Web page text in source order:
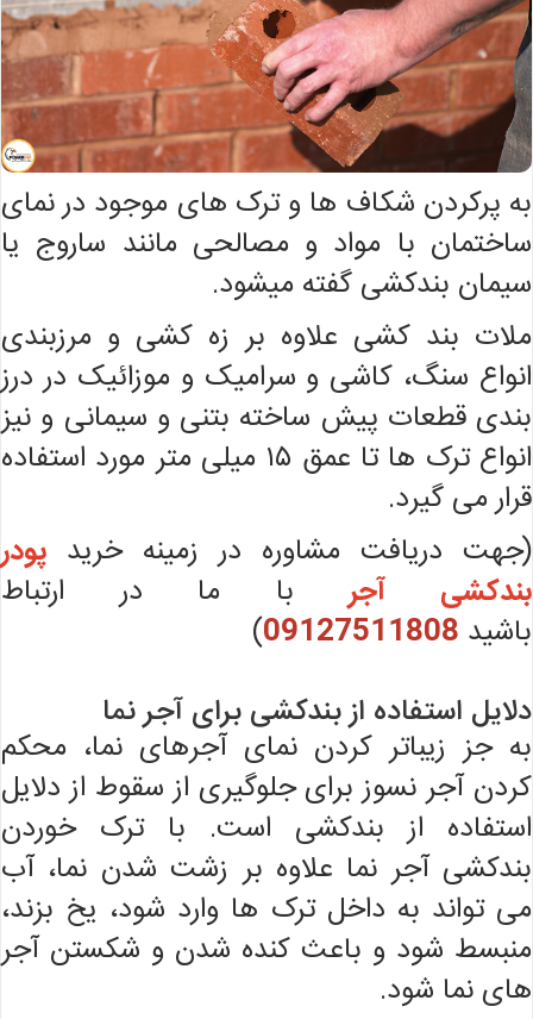
به پرکردن شکاف ها و ترک های موجود در نمای
ساختمان با مواد و مصالحی مانند ساروج یا
سیمان بندکشی گفته میشود.
ملات بند کشی علاوه بر زه کشی و مرزبندی
انواع سنگ، کاشی و سرامیک و موزائیک در درز
بندی قطعات پیش ساخته بتنی و سیمانی و نیز
انواع ترک ها تا عمق ۱۵ میلی متر مورد استفاده
قرار می گیرد.
(جهت دریافت مشاوره در زمینه خرید پودر
بندکشی آجربا ما در ارتباط
باشید 09127511808
)
دلایل استفاده از بندکشی برای آجر نما
به جز زیباتر کردن نمای آجرهای نما، محکم
کردن آجر نسوز برای جلوگیری از سقوط از دلایل
استفاده از بندکشی است. با ترک خوردن
بندکشی آجر نما علاوه بر زشت شدن نما، آب
می تواند به داخل ترک ها وارد شود، یخ بزند،
منبسط شود و باعث کنده شدن و شکستن آجر
های نما شود.